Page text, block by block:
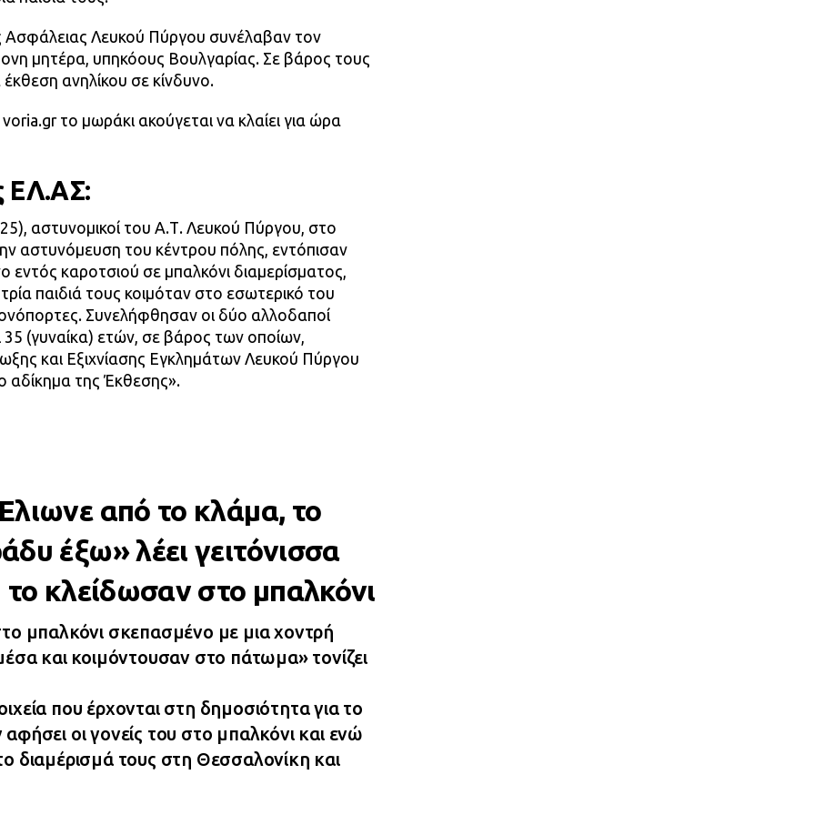
Ασφάλειας Λευκού Πύργου συνέλαβαν τον
μητέρα, υπηκόους Βουλγαρίας. Σε βάρος τους
ανηλίκου σε κίνδυνο.
το μωράκι ακούγεται να κλαίει για ώρα
ΕΛ.ΑΣ:
αστυνομικοί του Α.Τ. Λευκού Πύργου, στο
αστυνόμευση του κέντρου πόλης, εντόπισαν
εντός καροτσιού σε μπαλκόνι διαμερίσματος,
παιδιά τους κοιμόταν στο εσωτερικό του
Συνελήφθησαν οι δύο αλλοδαποί
35 (γυναίκα) ετών, σε βάρος των οποίων,
και Εξιχνίασης Εγκλημάτων Λευκού Πύργου
αδίκημα της Έκθεσης».
από το κλάμα, το
έξω» λέει γειτόνισσα
κλείδωσαν στο μπαλκόνι
μπαλκόνι σκεπασμένο με μια χοντρή
και κοιμόντουσαν στο πάτωμα» τονίζει
που έρχονται στη δημοσιότητα για το
οι γονείς του στο μπαλκόνι και ενώ
διαμέρισμά τους στη Θεσσαλονίκη και